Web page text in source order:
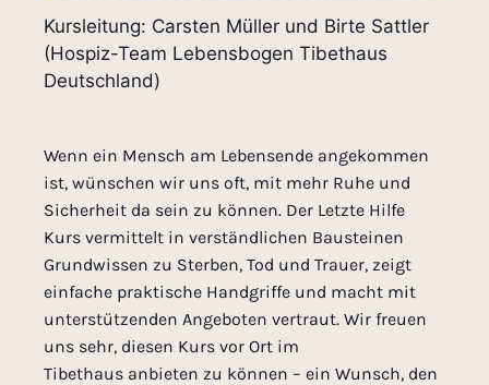
Kursleitung: Carsten Müller und Birte Sattler
(Hospiz-Team Lebensbogen Tibethaus
Deutschland)
Wenn ein Mensch am Lebensende angekommen
ist, wünschen wir uns oft, mit mehr Ruhe und
Sicherheit da sein zu können. Der Letzte Hilfe
Kurs vermittelt in verständlichen Bausteinen
Grundwissen zu Sterben, Tod und Trauer, zeigt
einfache praktische Handgriffe und macht mit
unterstützenden Angeboten vertraut. Wir freuen
uns sehr, diesen Kurs vor Ort im
Tibethaus anbieten zu können – ein Wunsch, den